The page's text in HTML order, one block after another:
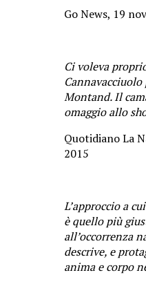
Go News, 19
Ci voleva
Montand. Il
omaggio allo
Quotidiano La
2015
L’approccio a
è quello più
all’occorrenza
descrive, e
anima e corpo